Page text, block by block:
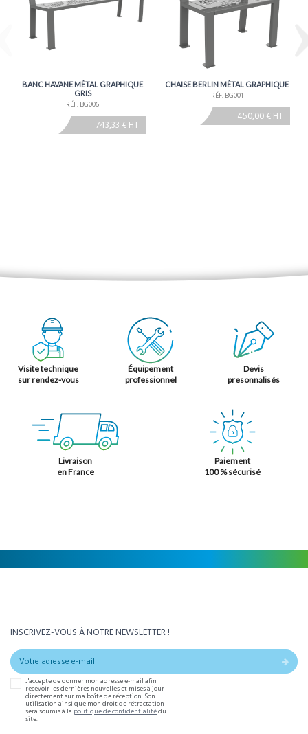
BANC HAVANE MÉTAL GRAPHIQUE
GRIS
RÉF. BG006
743,33 € HT
CHAISE BERLIN MÉTAL GRAPHIQUE
RÉF. BG001
450,00 € HT
Visite technique
sur rendez-vous
Équipement
professionnel
Devis
presonnalisés
Livraison
en France
Paiement
100 % sécurisé
INSCRIVEZ-VOUS À NOTRE NEWSLETTER !
J'accepte de donner mon adresse e-mail afin
recevoir les dernières nouvelles et mises à jour
directement sur ma boîte de réception. Son
utilisation ainsi que mon droit de rétractation
sera soumis à la politique de confidentialitédu
site.